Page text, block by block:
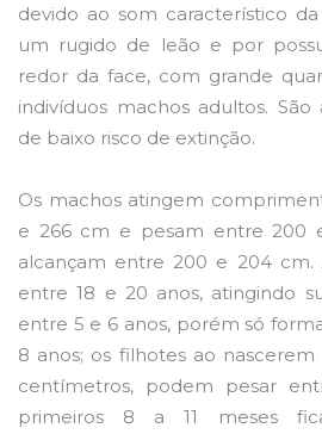
devido ao som característico
um rugido de leão e por
redor da face, com grande
indivíduos machos adultos. São
de baixo risco de extinção.
Os machos atingem
e 266 cm e pesam entre 200
alcançam entre 200 e 204 cm.
entre 18 e 20 anos, atingindo
entre 5 e 6 anos, porém só
8 anos; os filhotes ao
centímetros, podem pesar
primeiros 8 a 11 meses